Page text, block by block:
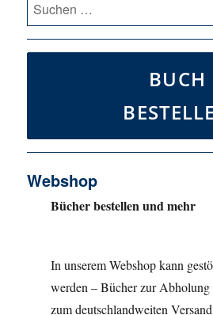
nach:
BUCH
Webshop
Bücher bestellen und mehr
In unserem Webshop kann
werden – Bücher zur
zum deutschlandweiten